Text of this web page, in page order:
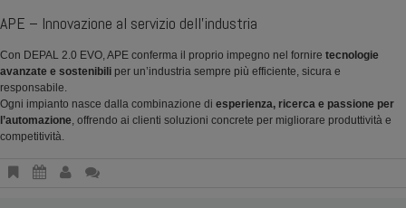
APE – Innovazione al servizio dell’industria
Con DEPAL 2.0 EVO, APE conferma il proprio impegno nel fornire tecnologie
avanzate e sostenibili per un’industria sempre più efficiente, sicura e
responsabile.
Ogni impianto nasce dalla combinazione di esperienza, ricerca e passione per
l’automazione, offrendo ai clienti soluzioni concrete per migliorare produttività e
competitività.